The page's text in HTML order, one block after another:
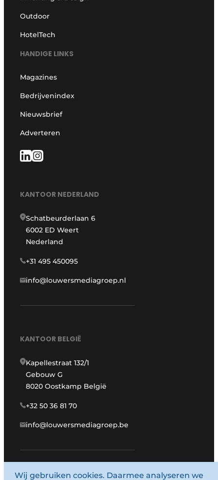
Outdoor
HotelTech
HANDIGE LINKS
Magazines
Bedrijvenindex
Nieuwsbrief
Adverteren
KANTOOR NEDERLAND
Schatbeurderlaan 6
6002 ED Weert
Nederland
+31 495 450095
info@louwersmediagroep.nl
KANTOOR BELGIË
Kapellestraat 132/1
Gebouw G
8020 Oostkamp België
+32 50 36 81 70
info@louwersmediagroep.be
www.louwersmediagroep.com
Wij gebruiken cookies. Daarmee analyseren we